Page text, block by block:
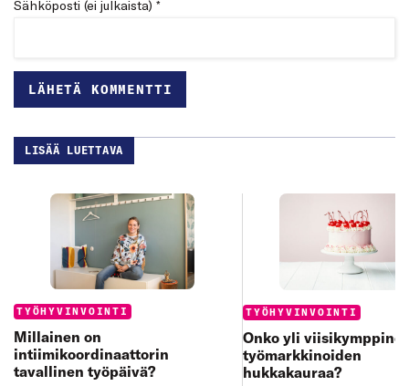
Sähköposti (ei julkaista) *
LISÄÄ LUETTAVA
Categories:
TYÖHYVINVOINTI
Millainen on
intiimikoordinaattorin
tavallinen työpäivä?
Categories:
TYÖHYVINVOINTI
Onko yli
työmarkkinoiden
hukkakauraa?